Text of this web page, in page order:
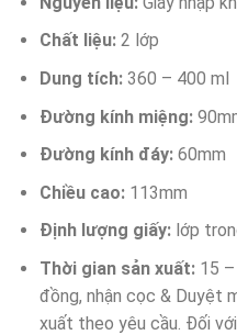
Chất liệu: 2 lớp
Dung tích: 360 – 400 ml
Đường kính miệng:
Đường kính đáy: 60mm
Chiều cao: 113mm
Định lượng giấy:lớp
Thời gian sản xuất:15 –
đồng, nhận cọc & Duyệt
xuất theo yêu cầu. Đối